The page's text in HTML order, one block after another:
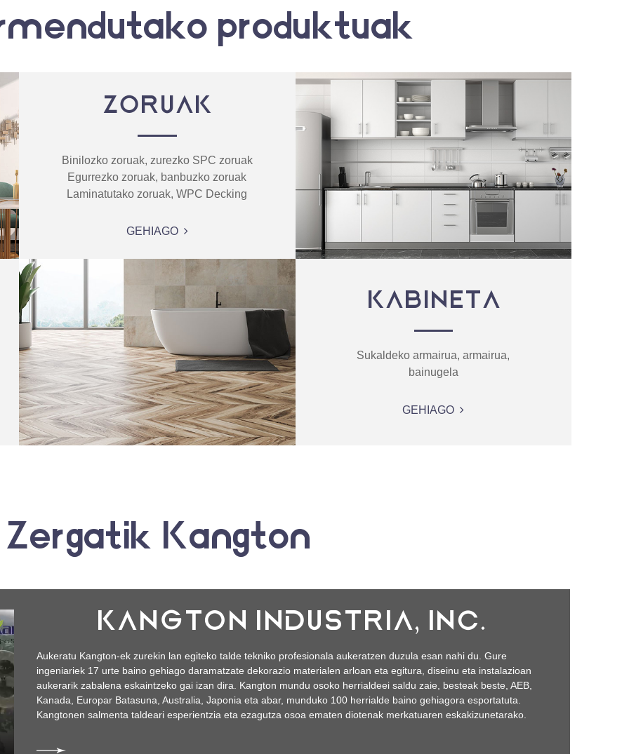
produktuak
ZORUAK
Binilozko zoruak, zurezko SPC zoruak
Egurrezko zoruak, banbuzko zoruak
Laminatutako zoruak, WPC Decking
GEHIAGO
KABINETA
Sukaldeko armairua, armairua,
bainugela
GEHIAGO
Zergatik Kangton
KANGTON INDUSTRIA, INC.
Aukeratu Kangton-ek zurekin lan egiteko talde tekniko profesionala aukeratzen duzula esan nahi du. Gure
ingeniariek 17 urte baino gehiago daramatzate dekorazio materialen arloan eta egitura, diseinu eta instalazioan
aukerarik zabalena eskaintzeko gai izan dira. Kangton mundu osoko herrialdeei saldu zaie, besteak beste, AEB,
Kanada, Europar Batasuna, Australia, Japonia eta abar, munduko 100 herrialde baino gehiagora esportatuta.
Kangtonen salmenta taldeari esperientzia eta ezagutza osoa ematen diotenak merkatuaren eskakizunetarako.